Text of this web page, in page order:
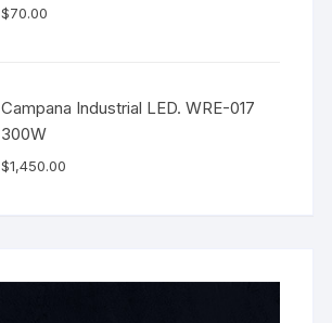
$70.00
Campana Industrial LED. WRE-017
300W
$1,450.00